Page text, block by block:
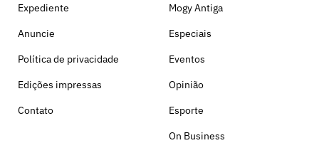
Expediente
Anuncie
Política de privacidade
Edições impressas
Contato
Mogy Antiga
Especiais
Eventos
Opinião
Esporte
On Business